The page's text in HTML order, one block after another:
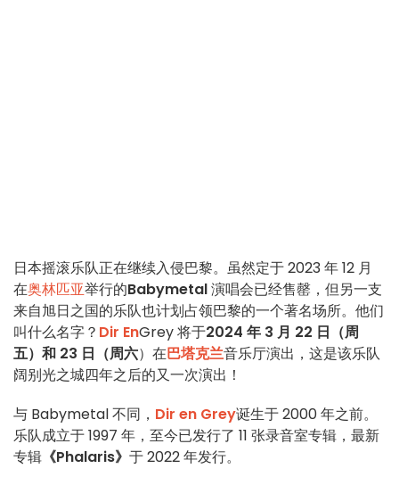
日本摇滚乐队正在继续入侵巴黎。虽然定于 2023 年 12 月
在奥林匹亚举行的Babymetal演唱会已经售罄，但另一支
来自旭日之国的乐队也计划占领巴黎的一个著名场所。他们
叫什么名字？ Dir EnGrey 将于2024 年 3 月 22 日（周
五）和 23 日（周六）在巴塔克兰音乐厅演出，这是该乐队
阔别光之城四年之后的又一次演出！
与 Babymetal 不同， Dir en Grey诞生于 2000 年之前。
乐队成立于 1997 年，至今已发行了 11 张录音室专辑，最新
专辑 《Phalaris》 于 2022 年发行。